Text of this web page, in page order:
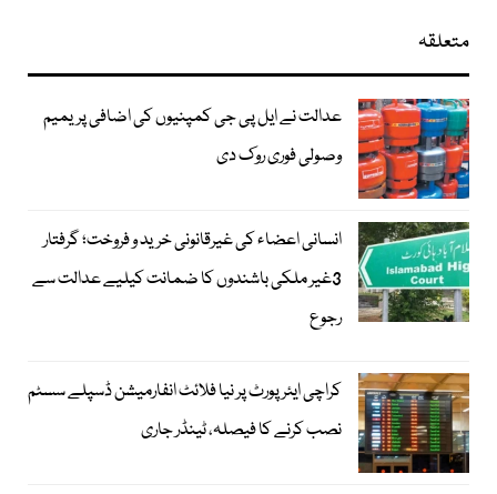
متعلقہ
عدالت نے ایل پی جی کمپنیوں کی اضافی پریمیم
وصولی فوری روک دی
انسانی اعضاء کی غیرقانونی خرید و فروخت؛ گرفتار
3غیر ملکی باشندوں کا ضمانت کیلیے عدالت سے
رجوع
کراچی ایئرپورٹ پر نیا فلائٹ انفارمیشن ڈسپلے سسٹم
نصب کرنے کا فیصلہ، ٹینڈر جاری